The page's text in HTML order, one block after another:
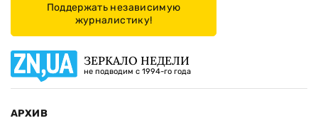
Поддержать независимую
журналистику!
ЗЕРКАЛО НЕДЕЛИ
не подводим с 1994-го года
АРХИВ